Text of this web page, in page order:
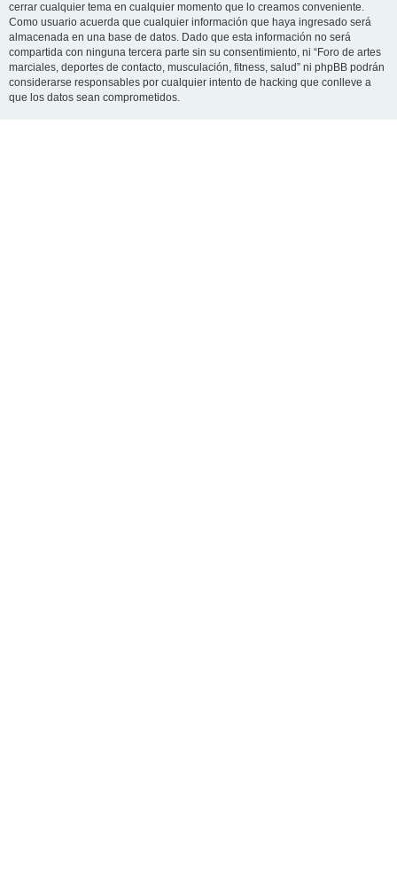
cerrar cualquier tema en cualquier momento que lo creamos conveniente.
Como usuario acuerda que cualquier información que haya ingresado será
almacenada en una base de datos. Dado que esta información no será
compartida con ninguna tercera parte sin su consentimiento, ni “Foro de artes
marciales, deportes de contacto, musculación, fitness, salud” ni phpBB podrán
considerarse responsables por cualquier intento de hacking que conlleve a
que los datos sean comprometidos.